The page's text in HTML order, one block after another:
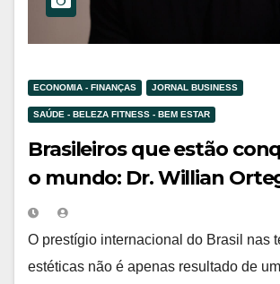
ECONOMIA - FINANÇAS JORNAL BUSINESS
SAÚDE - BELEZA FITNESS - BEM ESTAR
Brasileiros que estão
o mundo: Dr. Willian
alcança reconhecimento
internacional com
e alunos de diversos
O prestígio internacional do Brasil nas
estéticas não é apenas resultado de